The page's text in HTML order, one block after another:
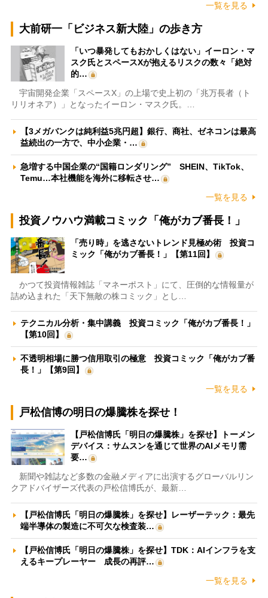
一覧を見る
大前研一「ビジネス新大陸」の歩き方
「いつ暴発してもおかしくはない」イーロン・マ
スク氏とスペースXが抱えるリスクの数々「絶対
的…
宇宙開発企業「スペースX」の上場で史上初の「兆万長者（ト
リリオネア）」となったイーロン・マスク氏。…
【3メガバンクは純利益5兆円超】銀行、商社、ゼネコンは最高
益続出の一方で、中小企業・…
急増する中国企業の“国籍ロンダリング” SHEIN、TikTok、
Temu…本社機能を海外に移転させ…
一覧を見る
投資ノウハウ満載コミック「俺がカブ番長！」
「売り時」を逃さないトレンド見極め術 投資コ
ミック「俺がカブ番長！」【第11回】
かつて投資情報雑誌「マネーポスト」にて、圧倒的な情報量が
詰め込まれた「天下無敵の株コミック」とし…
テクニカル分析・集中講義 投資コミック「俺がカブ番長！」
【第10回】
不透明相場に勝つ信用取引の極意 投資コミック「俺がカブ番
長！」【第9回】
一覧を見る
戸松信博の明日の爆騰株を探せ！
【戸松信博氏「明日の爆騰株」を探せ】トーメン
デバイス：サムスンを通じて世界のAIメモリ需
要…
新聞や雑誌など多数の金融メディアに出演するグローバルリン
クアドバイザーズ代表の戸松信博氏が、最新…
【戸松信博氏「明日の爆騰株」を探せ】レーザーテック：最先
端半導体の製造に不可欠な検査装…
【戸松信博氏「明日の爆騰株」を探せ】TDK：AIインフラを支
えるキープレーヤー 成長の再評…
一覧を見る